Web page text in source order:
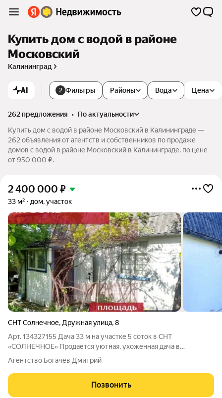
Купить дом с водой в районе
Московский
Калининград
AI 2 Фильтры Цена
Районы Вода
262 предложения •
по актуальности
Купить дом с водой в районе Московский в Калининграде —
262 объявления от агентств и собственников по продаже
домов с водой в районе Московский в Калининграде. по цене
от 950 000 ₽.
2 400 000 ₽
33 м² дом, участок
СНТ Солнечное, Дружная улица,8
Арт. 134327155 Дача 33 м на участке 5 соток в СНТ
«СОЛНЕЧНОЕ» Продается уютная, ухоженная дача в
экологически чистом районе. Идеальный вариант как для
сезонного отдыха, так и для строительства капитального дома
с городской пропиской. Расположение и
Агентство Богачёв Дмитрий
Позвонить